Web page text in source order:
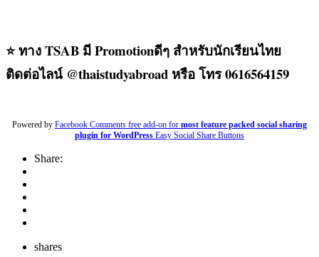
⭐ ทาง TSAB มี Promotionดีๆ สำหรับนักเรียนไทย
ติดต่อไลน์ @thaistudyabroad หรือ โทร 0616564159
Powered by Facebook Comments free add-on for most feature packed social sharing
plugin for WordPress Easy Social Share Buttons
Share:
shares